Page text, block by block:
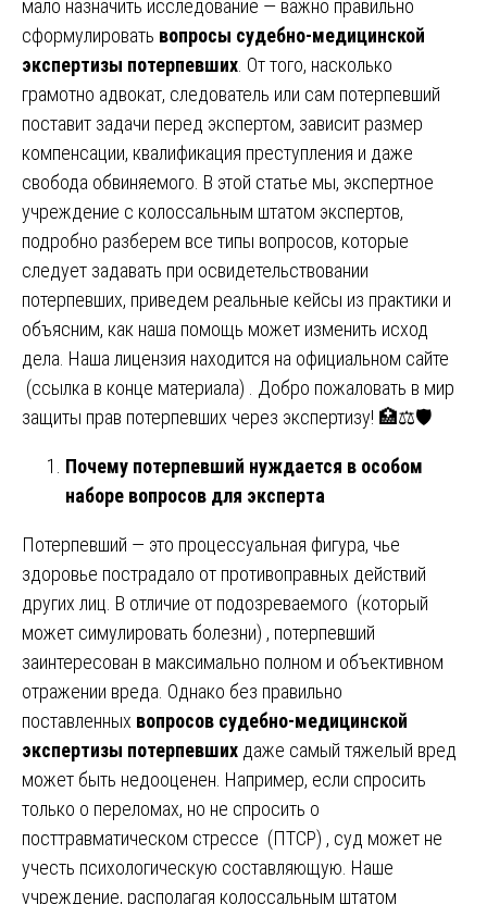
мало назначить исследование — важно правильно
сформулировать вопросы судебно-медицинской
экспертизы потерпевших . От того, насколько
грамотно адвокат, следователь или сам потерпевший
поставит задачи перед экспертом, зависит размер
компенсации, квалификация преступления и даже
свобода обвиняемого. В этой статье мы, экспертное
учреждение с колоссальным штатом экспертов,
подробно разберем все типы вопросов, которые
следует задавать при освидетельствовании
потерпевших, приведем реальные кейсы из практики и
объясним, как наша помощь может изменить исход
дела. Наша лицензия находится на официальном сайте
(ссылка в конце материала) . Добро пожаловать в мир
защиты прав потерпевших через экспертизу! 🏥⚖️🛡️
Почему потерпевший нуждается в особом
наборе вопросов для эксперта
Потерпевший — это процессуальная фигура, чье
здоровье пострадало от противоправных действий
других лиц. В отличие от подозреваемого (который
может симулировать болезни) , потерпевший
заинтересован в максимально полном и объективном
отражении вреда. Однако без правильно
поставленных вопросов судебно-медицинской
экспертизы потерпевших даже самый тяжелый вред
может быть недооценен. Например, если спросить
только о переломах, но не спросить о
посттравматическом стрессе (ПТСР) , суд может не
учесть психологическую составляющую. Наше
учреждение, располагая колоссальным штатом